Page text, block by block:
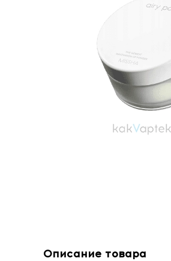
Описание товара